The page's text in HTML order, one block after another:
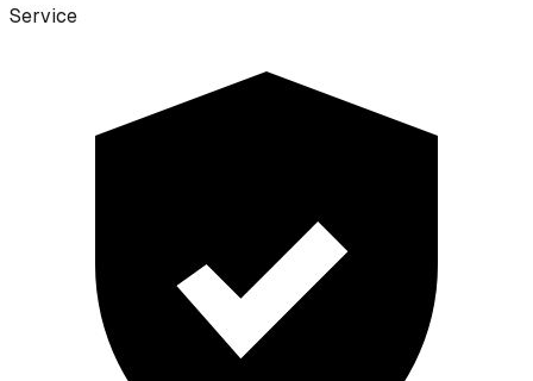
Service